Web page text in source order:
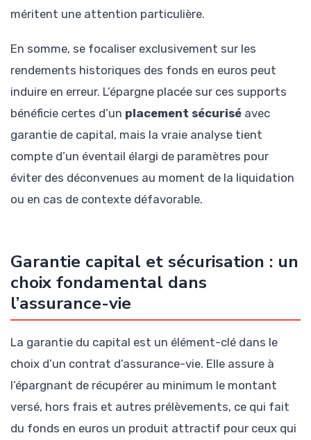
méritent une attention particulière.
En somme, se focaliser exclusivement sur les
rendements historiques des fonds en euros peut
induire en erreur. L’épargne placée sur ces supports
bénéficie certes d’un placement sécurisé avec
garantie de capital, mais la vraie analyse tient
compte d’un éventail élargi de paramètres pour
éviter des déconvenues au moment de la liquidation
ou en cas de contexte défavorable.
Garantie capital et sécurisation : un
choix fondamental dans
l’assurance-vie
La garantie du capital est un élément-clé dans le
choix d’un contrat d’assurance-vie. Elle assure à
l’épargnant de récupérer au minimum le montant
versé, hors frais et autres prélèvements, ce qui fait
du fonds en euros un produit attractif pour ceux qui